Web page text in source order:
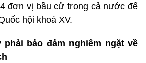
đơn vị bầu cử trong cả nước để
hội khoá XV.
bảo đảm nghiêm ngặt về